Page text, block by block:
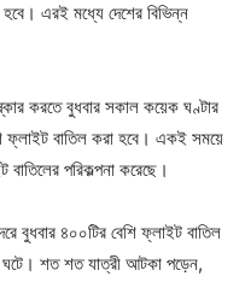
এরই মধ্যে দেশের বিভিন্ন
করতে বুধবার সকাল কয়েক ঘণ্টার
ফ্লাইট বাতিল করা হবে। একই সময়ে
পরিকল্পনা করেছে।
বুধবার ৪০০টির বেশি ফ্লাইট বাতিল
ঘটে। শত শত যাত্রী আটকা পড়েন,